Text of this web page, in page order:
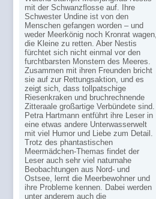
mit der Schwanzflosse auf. Ihre
Schwester Undine ist von den
Menschen gefangen worden – und
weder Meerkönig noch Kronrat wagen,
die Kleine zu retten. Aber Nestis
fürchtet sich nicht einmal vor den
furchtbarsten Monstern des Meeres.
Zusammen mit ihren Freunden bricht
sie auf zur Rettungsaktion, und es
zeigt sich, dass tollpatschige
Riesenkraken und bruchrechnende
Zitteraale großartige Verbündete sind.
Petra Hartmann entführt ihre Leser in
eine etwas andere Unterwasserwelt
mit viel Humor und Liebe zum Detail.
Trotz des phantastischen
Meermädchen-Themas findet der
Leser auch sehr viel naturnahe
Beobachtungen aus Nord- und
Ostsee, lernt die Meerbewohner und
ihre Probleme kennen. Dabei werden
unter anderem auch die